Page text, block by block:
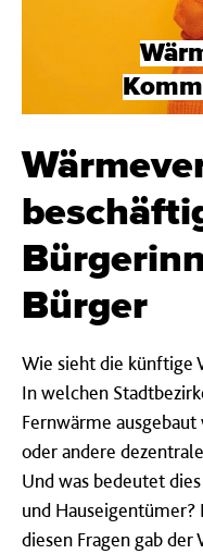
Bürger
Wie sieht die künftige
In welchen
Fernwärme
oder andere
Und was bedeutet
und
diesen Fragen gab